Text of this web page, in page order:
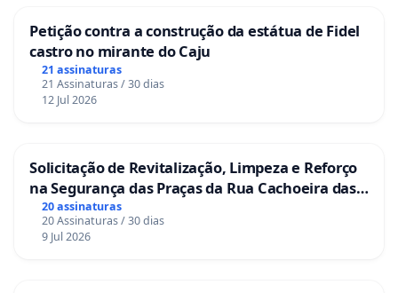
Petição contra a construção da estátua de Fidel
castro no mirante do Caju
21 assinaturas
21 Assinaturas / 30 dias
12 Jul 2026
Solicitação de Revitalização, Limpeza e Reforço
na Segurança das Praças da Rua Cachoeira das
Sete Ilhas
20 assinaturas
20 Assinaturas / 30 dias
9 Jul 2026